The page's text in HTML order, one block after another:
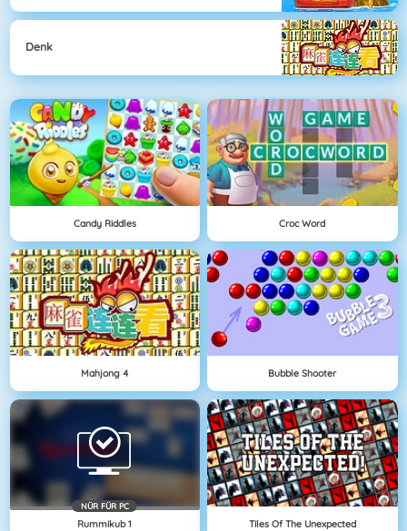
Denk
Candy Riddles Croc Word
Mahjong 4 Bubble Shooter
NÜR FÜR PC
Rummikub 1 Tiles Of The Unexpected